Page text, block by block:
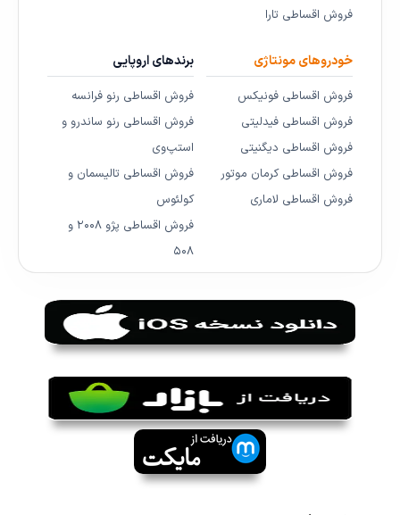
فروش اقساطی تارا
خودروهای مونتاژی
فروش اقساطی فونیکس
فروش اقساطی فیدلیتی
فروش اقساطی دیگنیتی
فروش اقساطی کرمان موتور
فروش اقساطی لاماری
برندهای اروپایی
فروش اقساطی رنو فرانسه
فروش اقساطی رنو ساندرو و
استپ‌وی
فروش اقساطی تالیسمان و
کولئوس
فروش اقساطی پژو ۲۰۰۸ و
۵۰۸